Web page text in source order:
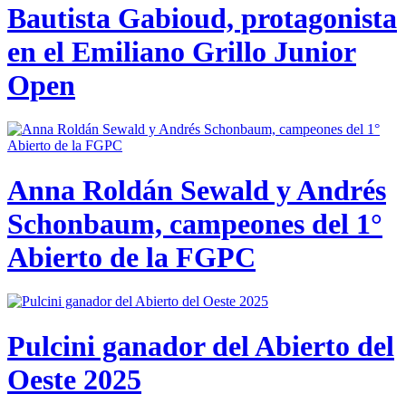
Bautista Gabioud, protagonista
en el Emiliano Grillo Junior
Open
Anna Roldán Sewald y Andrés
Schonbaum, campeones del 1°
Abierto de la FGPC
Pulcini ganador del Abierto del
Oeste 2025